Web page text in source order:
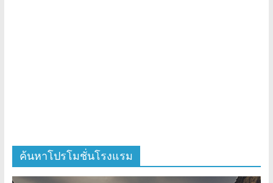
ค้นหาโปรโมชั่นโรงแรม